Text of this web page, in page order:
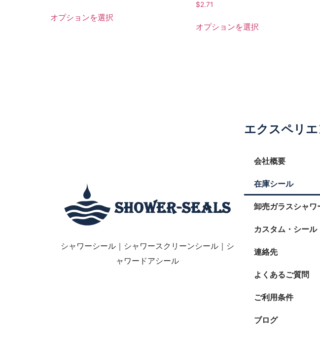
オプションを選択
$2.71
オプションを選択
シャワーシール｜シャワースクリーンシール｜シ
ャワードアシール
エクスペリエ
会社概要
在庫シール
卸売ガラスシャワ
カスタム・シー
連絡先
よくあるご質問
ご利用条件
ブログ